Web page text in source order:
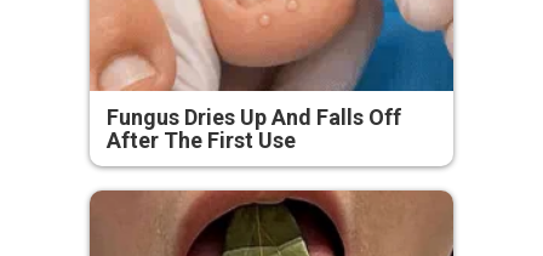
Fungus Dries Up And Falls Off
After The First Use